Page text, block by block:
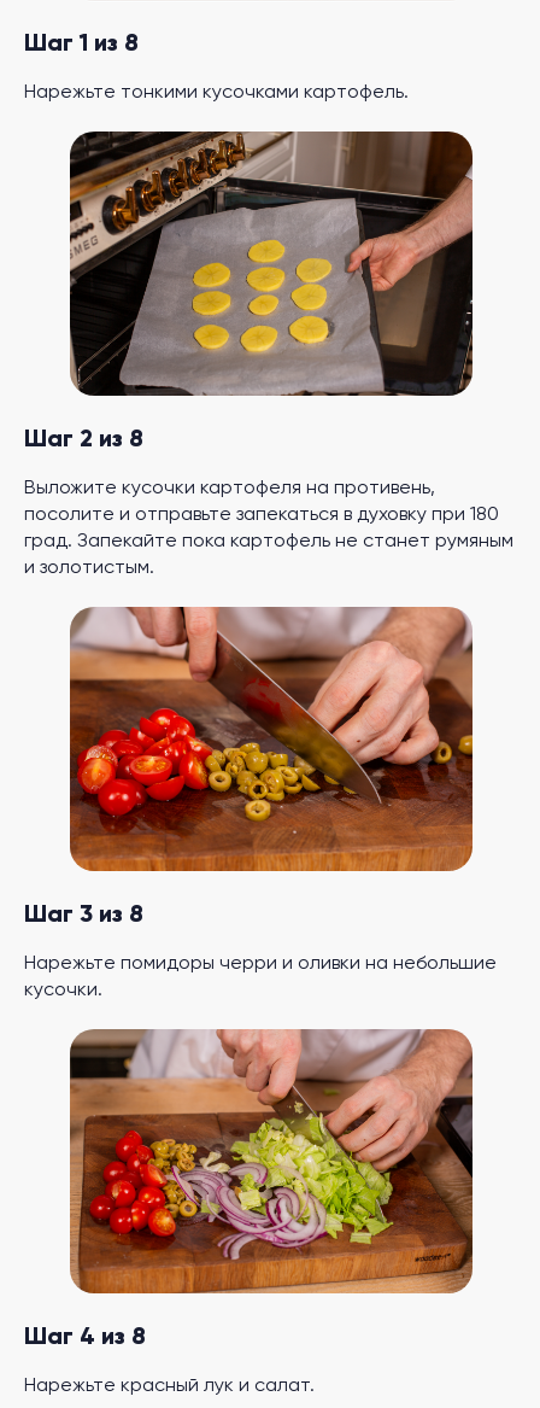
Шаг 1 из 8
Нарежьте тонкими кусочками картофель.
Шаг 2 из 8
Выложите кусочки картофеля на противень,
посолите и отправьте запекаться в духовку при 180
град. Запекайте пока картофель не станет румяным
и золотистым.
Шаг 3 из 8
Нарежьте помидоры черри и оливки на небольшие
кусочки.
Шаг 4 из 8
Нарежьте красный лук и салат.